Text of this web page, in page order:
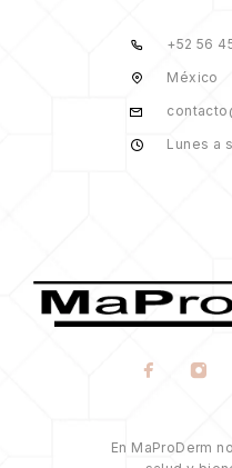
+52 56
México
Lunes a
En MaProDerm